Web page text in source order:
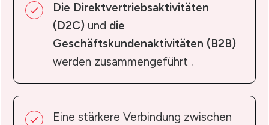
Die Direktvertriebsaktivitäten
(D2C) und die
Geschäftskundenaktivitäten (B2B)
werden zusammengeführt .
Eine stärkere Verbindung zwischen